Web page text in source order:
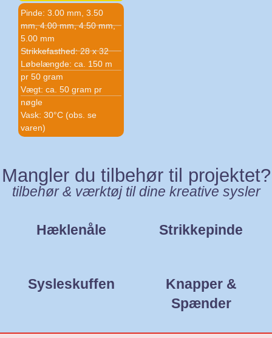
Pinde: 3.00 mm, 3.50
mm, 4.00 mm, 4.50 mm,
5.00 mm
Strikkefasthed: 28 x 32
Løbelængde: ca. 150 m
pr 50 gram
Vægt: ca. 50 gram pr
nøgle
Vask: 30°C (obs. se
varen)
Mangler du tilbehør til projektet?
tilbehør & værktøj til dine kreative sysler
Hæklenåle Strikkepinde
Sysleskuffen
Knapper &
Spænder